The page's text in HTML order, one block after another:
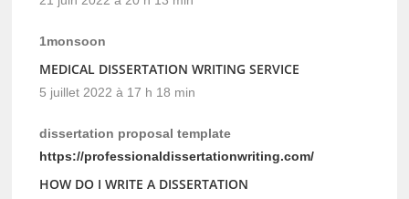
1monsoon
MEDICAL DISSERTATION WRITING SERVICE
5 juillet 2022 à 17 h 18 min
dissertation proposal template
https://professionaldissertationwriting.com/
HOW DO I WRITE A DISSERTATION